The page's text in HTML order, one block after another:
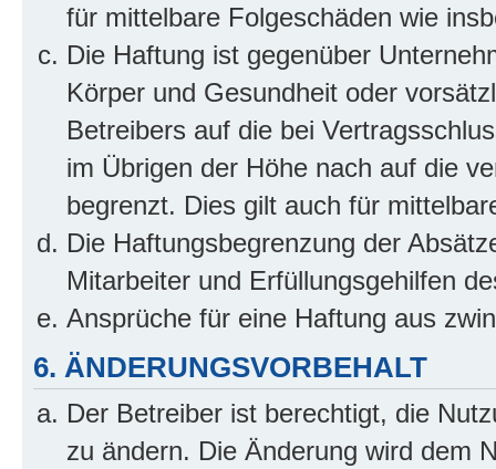
für mittelbare Folgeschäden wie
Die Haftung ist gegenüber
Körper und Gesundheit oder
Betreibers auf die bei
im Übrigen der Höhe nach auf die
begrenzt. Dies gilt auch für
Die Haftungsbegrenzung der
Mitarbeiter und Erfüllungsgehilfen
Ansprüche für eine Haftung aus
6. ÄNDERUNGSVORBEHALT
Der Betreiber ist berechtigt, die
zu ändern. Die Änderung wird dem